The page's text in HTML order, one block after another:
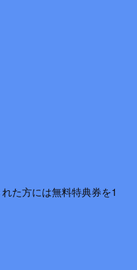
た方には無料特典券を1